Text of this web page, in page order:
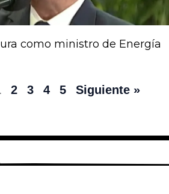
como ministro de Energía
2 3 4 5 Siguiente »